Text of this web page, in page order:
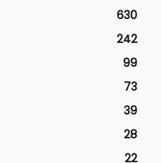
630
242
99
73
39
28
22